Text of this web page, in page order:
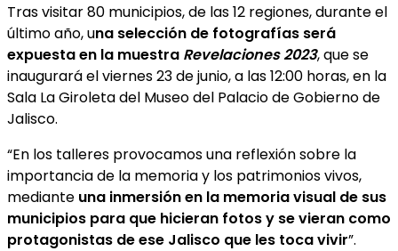
Tras visitar 80 municipios, de las 12 regiones, durante el
último año, una selección de fotografías será
expuesta en la muestra Revelaciones 2023, que se
inaugurará el viernes 23 de junio, a las 12:00 horas, en la
Sala La Giroleta del Museo del Palacio de Gobierno de
Jalisco.
“En los talleres provocamos una reflexión sobre la
importancia de la memoria y los patrimonios vivos,
mediante una inmersión en la memoria visual de sus
municipios para que hicieran fotos y se vieran como
protagonistas de ese Jalisco que les toca vivir”.